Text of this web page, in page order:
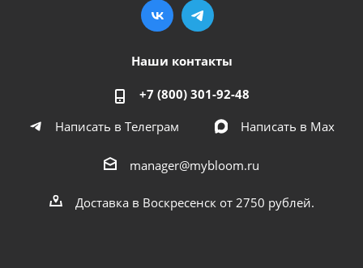
Наши контакты
+7 (800) 301-92-48
Написать в Телеграм
Написать в Мах
manager@mybloom.ru
Доставка в Воскресенск от 2750 рублей.